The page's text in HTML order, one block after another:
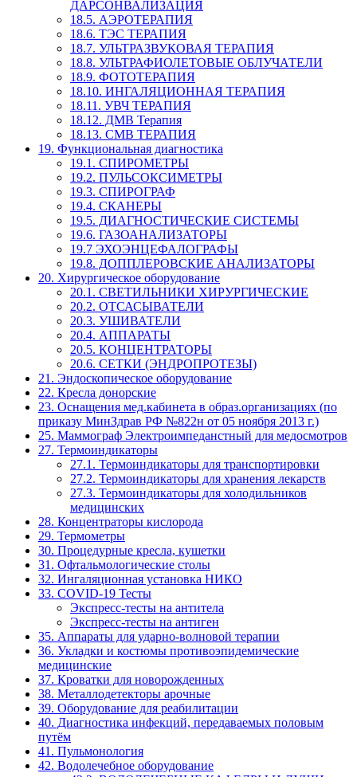
ДАРСОНВАЛИЗАЦИЯ
18.5. АЭРОТЕРАПИЯ
18.6. ТЭС ТЕРАПИЯ
18.7. УЛЬТРАЗВУКОВАЯ ТЕРАПИЯ
18.8. УЛЬТРАФИОЛЕТОВЫЕ ОБЛУЧАТЕЛИ
18.9. ФОТОТЕРАПИЯ
18.10. ИНГАЛЯЦИОННАЯ ТЕРАПИЯ
18.11. УВЧ ТЕРАПИЯ
18.12. ДМВ Терапия
18.13. СМВ ТЕРАПИЯ
19. Функциональная диагностика
19.1. СПИРОМЕТРЫ
19.2. ПУЛЬСОКСИМЕТРЫ
19.3. СПИРОГРАФ
19.4. СКАНЕРЫ
19.5. ДИАГНОСТИЧЕСКИЕ СИСТЕМЫ
19.6. ГАЗОАНАЛИЗАТОРЫ
19.7 ЭХОЭНЦЕФАЛОГРАФЫ
19.8. ДОППЛЕРОВСКИЕ АНАЛИЗАТОРЫ
20. Хирургическое оборудование
20.1. СВЕТИЛЬНИКИ ХИРУРГИЧЕСКИЕ
20.2. ОТСАСЫВАТЕЛИ
20.3. УШИВАТЕЛИ
20.4. АППАРАТЫ
20.5. КОНЦЕНТРАТОРЫ
20.6. СЕТКИ (ЭНДРОПРОТЕЗЫ)
21. Эндоскопическое оборудование
22. Кресла донорские
23. Оснащения мед.кабинета в образ.организациях (по
приказу МинЗдрав РФ №822н от 05 ноября 2013 г.)
25. Маммограф Электроимпеданстный для медосмотров
27. Термоиндикаторы
27.1. Термоиндикаторы для транспортировки
27.2. Термоиндикаторы для хранения лекарств
27.3. Термоиндикаторы для холодильников
медицинских
28. Концентраторы кислорода
29. Термометры
30. Процедурные кресла, кушетки
31. Офтальмологические столы
32. Ингаляционная установка НИКО
33. COVID-19 Тесты
Экспресс-тесты на антитела
Экспресс-тесты на антиген
35. Аппараты для ударно-волновой терапии
36. Укладки и костюмы противоэпидемические
медицинские
37. Кроватки для новорожденных
38. Металлодетекторы арочные
39. Оборудование для реабилитации
40. Диагностика инфекций, передаваемых половым
путём
41. Пульмонология
42. Водолечебное оборудование